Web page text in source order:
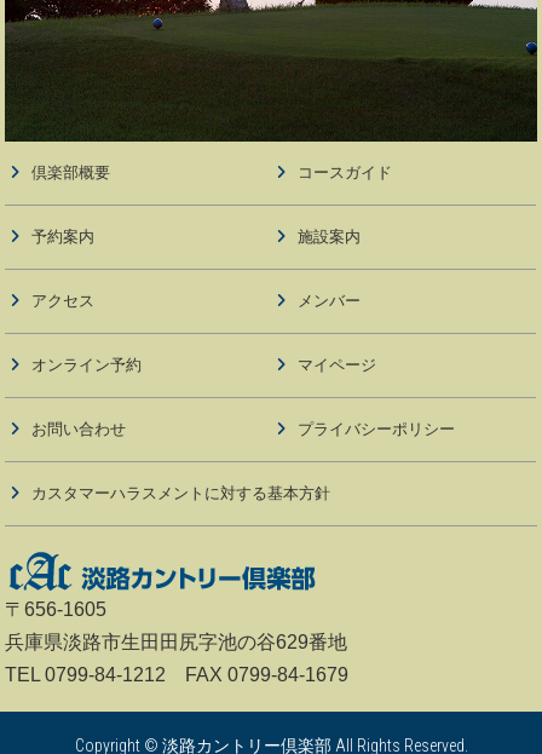
倶楽部概要 コースガイド
予約案内 施設案内
アクセス メンバー
オンライン予約 マイページ
お問い合わせ プライバシーポリシー
カスタマーハラスメントに対する基本方針
〒656-1605
兵庫県淡路市生田田尻字池の谷629番地
TEL 0799-84-1212 FAX 0799-84-1679
Copyright © 淡路カントリー倶楽部 All Rights Reserved.